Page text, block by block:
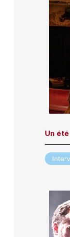
Un